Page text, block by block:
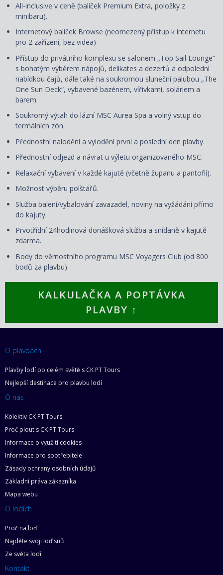
All-inclusive v ceně (balíček Premium Extra, položky z
minibaru).
Internetový balíček Browse (neomezený přístup k internetu
pro 2 zařízení, bez videa)
Přístup do privátního komplexu se salonem „Top Sail Lounge“
s bohatým výběrem nápojů, delikates a dezertů a odpolední
nabídkou čajů, dále také na soukromou sluneční palubou „The
One Sun Deck“, vybavené bazénem, vířivkami, soláriem a
barem.
Soukromý výtah do lázní MSC Aurea Spa a volný vstup do
termálních zón.
Přednostní nalodění a vylodění první a poslední den plavby.
Přednostní odjezd a návrat u výletu organizovaného MSC.
Relaxační vybavení v každé kajutě (včetně županu a pantoflí).
Možnost výběru polštářů.
Služba balení/vybalování zavazadel, noviny na vyžádání přímo
do kajuty.
Prvotřídní 24hodinová donášková služba a snídaně v kajutě
zdarma.
Body do věrnostního programu MSC Voyagers Club (od 800
bodů za plavbu).
KALKULAČKA A POPTÁVKA
PLAVBY ↑
O plavbách
Plavby lodí po celém světě s CK PT Tours
Nejlepší destinace pro plavbu lodí
O nás
Kolektiv CK PT Tours
Proč plout s CK PT Tours
Informace o využití cookies
Informace pro spotřebitele
Zásady ochrany osobních údajů
Základní práva zákazníka
Mapa webu
O lodích
Proč na loď
Najděte svoji loď snů
Ze světa lodí
Kontakt